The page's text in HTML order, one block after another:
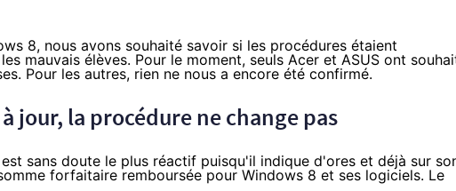
8, nous avons souhaité savoir si les procédures étaient
mauvais élèves. Pour le moment, seuls Acer et ASUS ont
Pour les autres, rien ne nous a encore été confirmé.
jour, la procédure ne change pas
sans doute le plus réactif puisqu'il indique d'ores et déjà sur
forfaitaire remboursée pour Windows 8 et ses logiciels. Le